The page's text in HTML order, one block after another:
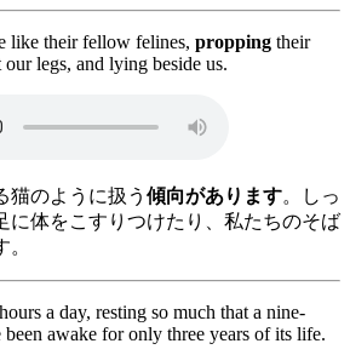
like their fellow felines, propping their
legs, and lying beside us.
猫のように扱う 傾向があります。しっ
に体をこすりつけたり、私たちのそば
a day, resting so much that a nine-
awake for only three years of its life.